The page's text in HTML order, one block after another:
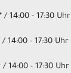
- 17:30 Uhr
- 17:30 Uhr
- 17:30 Uhr